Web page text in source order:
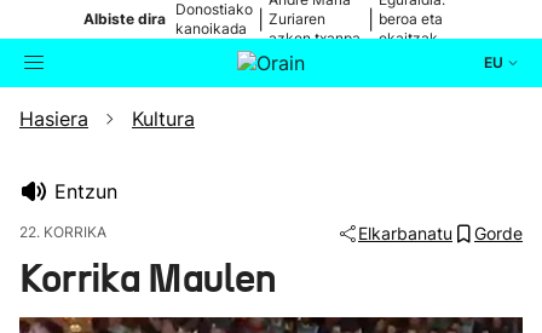
Albiste dira
Donostiako
kanoikada
Zuriaren
azken txanpa
beroa eta
ekaitzak
EU
Bilatzailea
Ikusmiran
Hasiera Kultura
Entzun
22. KORRIKA Elkarbanatu Gorde
Korrika Maulen